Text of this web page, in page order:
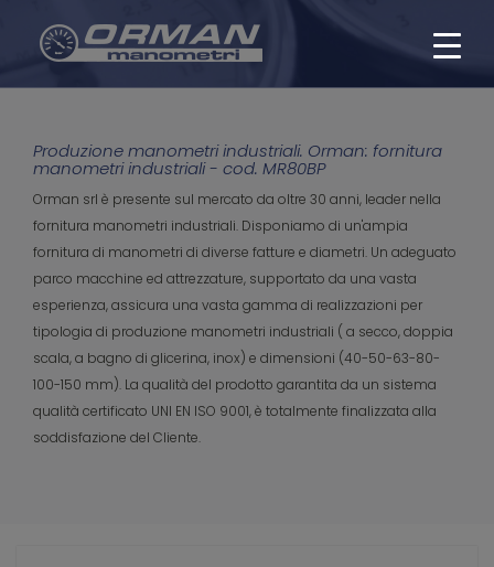
Produzione manometri industriali. Orman: fornitura
manometri industriali - cod. MR80BP
Orman srl è presente sul mercato da oltre 30 anni, leader nella
fornitura manometri industriali. Disponiamo di un'ampia
fornitura di manometri di diverse fatture e diametri. Un adeguato
parco macchine ed attrezzature, supportato da una vasta
esperienza, assicura una vasta gamma di realizzazioni per
tipologia di produzione manometri industriali ( a secco, doppia
scala, a bagno di glicerina, inox) e dimensioni (40-50-63-80-
100-150 mm). La qualità del prodotto garantita da un sistema
qualità certificato UNI EN ISO 9001, è totalmente finalizzata alla
soddisfazione del Cliente.